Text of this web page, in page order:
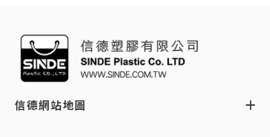
信德網站地圖